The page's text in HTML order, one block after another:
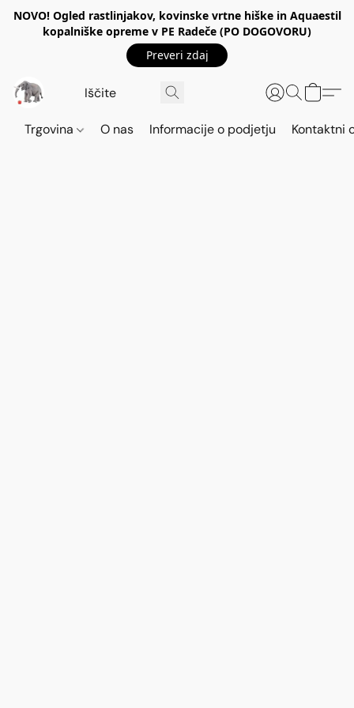
NOVO! Ogled rastlinjakov, kovinske vrtne hiške in Aquaestil
kopalniške opreme v PE Radeče (PO DOGOVORU)
Preveri zdaj
Trgovina O nas Informacije o podjetju Kontaktni